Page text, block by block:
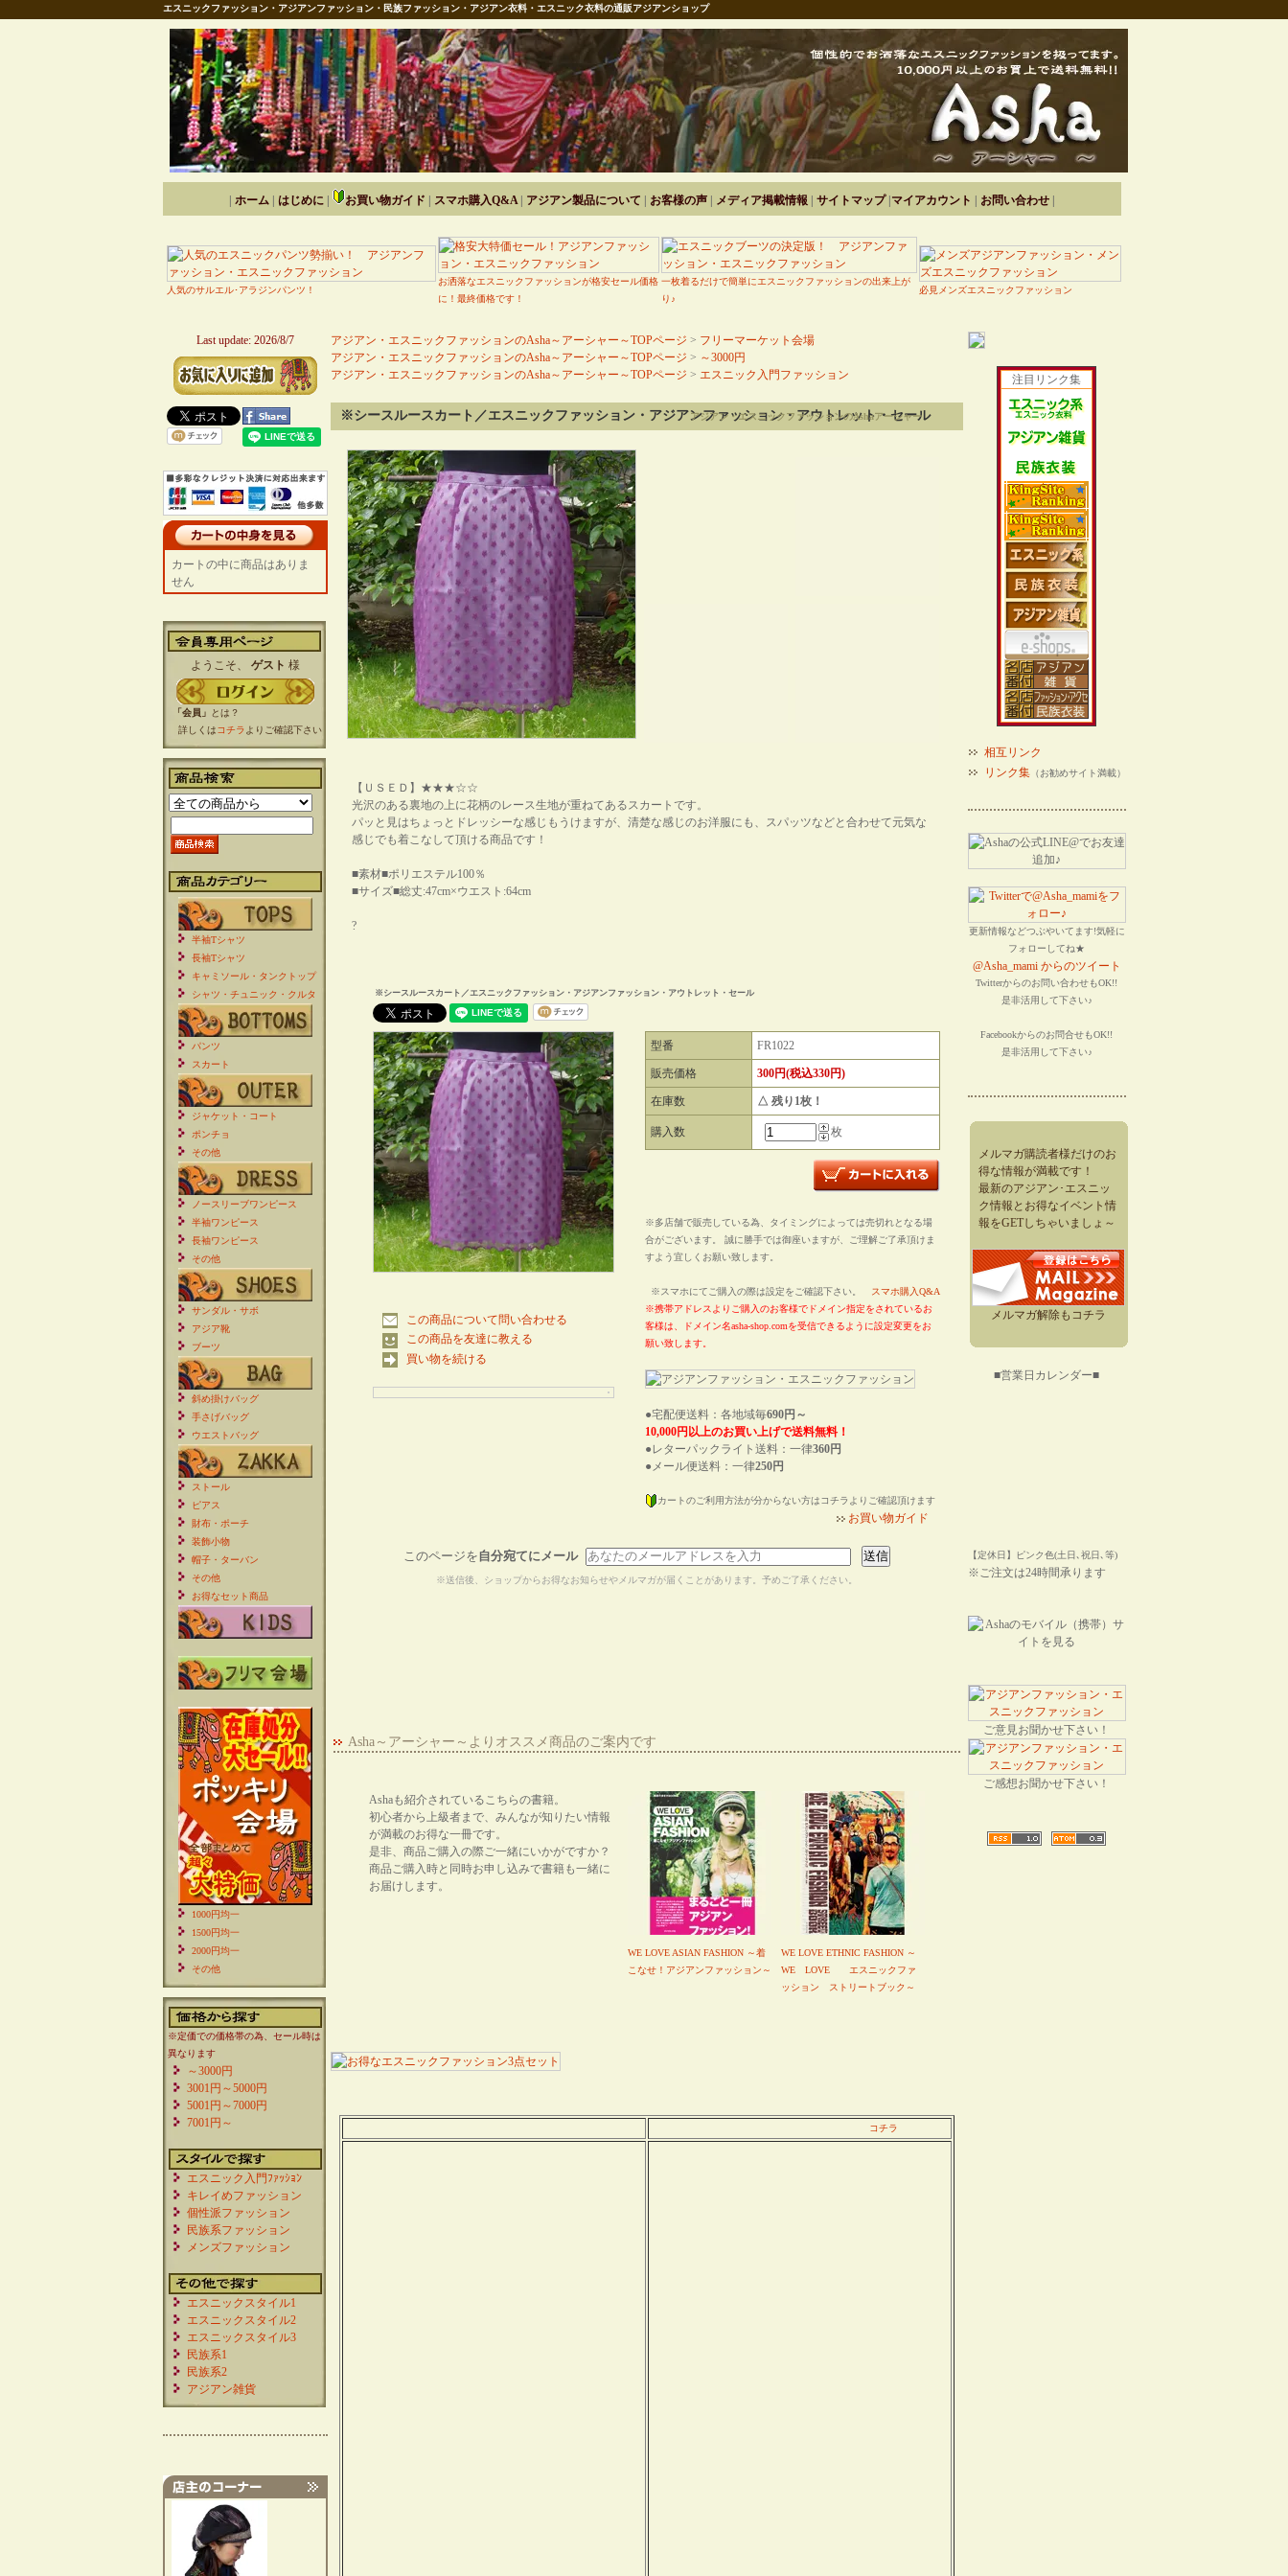
エスニックファッション・アジアンファッション・民族ファッション・アジアン衣料・エスニック衣料の通販アジアンショップ
ホーム| はじめに| お買い物ガイド スマホ購入Q&A| アジアン製品について お客様の声| メディア掲載情報 サイトマップ| マイアカウント お問い合わせ|
人気のサルエル･アラジンパンツ！
お洒落なエスニックファッションが格安セール価格
に！最終価格です！
一枚着るだけで簡単にエスニックファッションの出来上が
り♪
必見メンズエスニックファッション
アジアン・エスニックファッションのAsha～アーシャー～TOPページ > フリーマーケット会場
アジアン・エスニックファッションのAsha～アーシャー～TOPページ > ～3000円
アジアン・エスニックファッションのAsha～アーシャー～TOPページ > エスニック入門ファッション
※シースルースカート／エスニックファッション・アジアンファッション・アウトレット・セール
アジアン・エスニックファッションのAshaアーシャー
【ＵＳＥＤ】★★★☆☆
光沢のある裏地の上に花柄のレース生地が重ねてあるスカートです。
パッと見はちょっとドレッシーな感じもうけますが、清楚な感じのお洋服にも、スパッツなどと合わせて元気な
感じでも着こなして頂ける商品です！
■素材■ポリエステル100％
■サイズ■総丈:47cm×ウエスト:64cm
?
※シースルースカート／エスニックファッション・アジアンファッション・アウトレット・セール
この商品について問い合わせる
この商品を友達に教える
買い物を続ける
型番 FR1022
販売価格 300円(税込330円)
在庫数 △ 残り1枚！
購入数 枚
※多店舗で販売している為、タイミングによっては売切れとなる場
合がございます。 誠に勝手では御座いますが、ご理解ご了承頂けま
すよう宜しくお願い致します。
※スマホにてご購入の際は設定をご確認下さい。
スマホ購入Q&A
※携帯アドレスよりご購入のお客様でドメイン指定をされているお
客様は、ドメイン名asha-shop.comを受信できるように設定変更をお
願い致します。
●宅配便送料：各地域毎690円～
10,000円以上のお買い上げで送料無料！
●レターパックライト送料：一律360円
●メール便送料：一律250円
カートのご利用方法が分からない方はコチラよりご確認頂けます
お買い物ガイド
このページを自分宛てにメール
※送信後、ショップからお得なお知らせやメルマガが届くことがあります。予めご了承ください。
Asha～アーシャー～よりオススメ商品のご案内です
Ashaも紹介されているこちらの書籍。
初心者から上級者まで、みんなが知りたい情報
が満載のお得な一冊です。
是非、商品ご購入の際ご一緒にいかがですか？
商品ご購入時と同時お申し込みで書籍も一緒に
お届けします。
WE LOVE ASIAN FASHION ～着
こなせ！アジアンファッション～
WE LOVE ETHNIC FASHION ～
WE LOVE エスニックファ
ッション ストリートブック～
コチラ
Last update: 2026/8/7
カートの中に商品はありま
せん
ようこそ、 ゲスト 様
「会員」
とは？
詳しくはコチラ よりご確認下さい
半袖Tシャツ
長袖Tシャツ
キャミソール・タンクトップ
シャツ・チュニック・クルタ
パンツ
スカート
ジャケット・コート
ポンチョ
その他
ノースリーブワンピース
半袖ワンピース
長袖ワンピース
その他
サンダル・サボ
アジア靴
ブーツ
斜め掛けバッグ
手さげバッグ
ウエストバッグ
ストール
ピアス
財布・ポーチ
装飾小物
帽子・ターバン
その他
お得なセット商品
1000円均一
1500円均一
2000円均一
その他
※定価での価格帯の為、セール時は
異なります
～3000円
3001円～5000円
5001円～7000円
7001円～
エスニック入門ﾌｧｯｼｮﾝ
キレイめファッション
個性派ファッション
民族系ファッション
メンズファッション
エスニックスタイル1
エスニックスタイル2
エスニックスタイル3
民族系1
民族系2
アジアン雑貨
注目リンク集
相互リンク
リンク集（お勧めサイト満載）
更新情報などつぶやいてます!気軽に
フォローしてね★
@Asha_mami からのツイート
Twitterからのお問い合わせもOK!!
是非活用して下さい♪
Facebookからのお問合せもOK!!
是非活用して下さい♪
メルマガ購読者様だけのお
得な情報が満載です！
最新のアジアン･エスニッ
ク情報とお得なイベント情
報をGETしちゃいましょ～
メルマガ解除もコチラ
■営業日カレンダー■
【定休日】ピンク色(土日､祝日､等)
※ご注文は24時間承ります
ご意見お聞かせ下さい！
ご感想お聞かせ下さい！